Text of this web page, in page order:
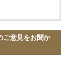
ご意見をお聞か